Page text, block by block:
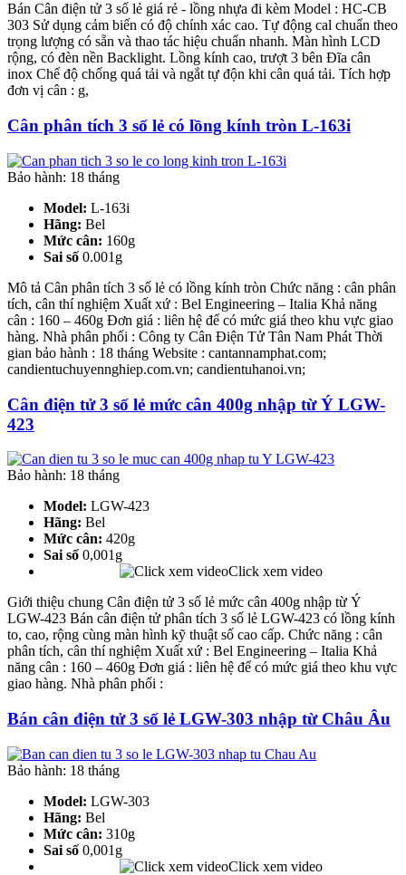
Bán Cân điện tử 3 số lẻ giá rẻ - lồng nhựa đi kèm Model : HC-CB
303 Sử dụng cảm biến có độ chính xác cao. Tự động cal chuẩn theo
trọng lượng có sẵn và thao tác hiệu chuẩn nhanh. Màn hình LCD
rộng, có đèn nền Backlight. Lồng kính cao, trượt 3 bên Đĩa cân
inox Chế độ chống quá tải và ngắt tự độn khi cân quá tải. Tích hợp
đơn vị cân : g,
Cân phân tích 3 số lẻ có lồng kính tròn L-163i
Bảo hành: 18 tháng
Model: L-163i
Hãng: Bel
Mức cân: 160g
Sai số 0.001g
Mô tả Cân phân tích 3 số lẻ có lồng kính tròn Chức năng : cân phân
tích, cân thí nghiệm Xuất xứ : Bel Engineering – Italia Khả năng
cân : 160 – 460g Đơn giá : liên hệ để có mức giá theo khu vực giao
hàng. Nhà phân phối : Công ty Cân Điện Tử Tân Nam Phát Thời
gian bảo hành : 18 tháng Website : cantannamphat.com;
candientuchuyennghiep.com.vn; candientuhanoi.vn;
Cân điện tử 3 số lẻ mức cân 400g nhập từ Ý LGW-
423
Bảo hành: 18 tháng
Model: LGW-423
Hãng: Bel
Mức cân: 420g
Sai số 0,001g
Click xem video
Giới thiệu chung Cân điện tử 3 số lẻ mức cân 400g nhập từ Ý
LGW-423 Bán cân điện tử phân tích 3 số lẻ LGW-423 có lồng kính
to, cao, rộng cùng màn hình kỹ thuật số cao cấp. Chức năng : cân
phân tích, cân thí nghiệm Xuất xứ : Bel Engineering – Italia Khả
năng cân : 160 – 460g Đơn giá : liên hệ để có mức giá theo khu vực
giao hàng. Nhà phân phối :
Bán cân điện tử 3 số lẻ LGW-303 nhập từ Châu Âu
Bảo hành: 18 tháng
Model: LGW-303
Hãng: Bel
Mức cân: 310g
Sai số 0,001g
Click xem video